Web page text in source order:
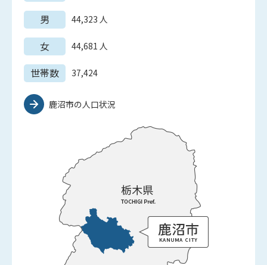
男 44,323 人
女 44,681 人
世帯数 37,424
鹿沼市の人口状況